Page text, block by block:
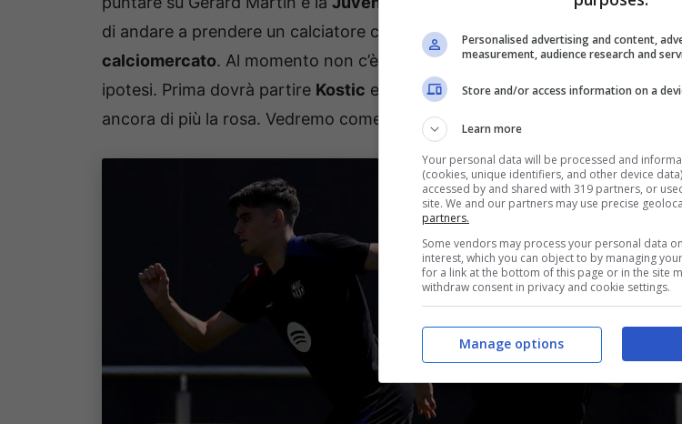
di andare a prendere un calciatore come lo spagnolo nel corso di questo
calciomercato. Al momento non c’è una trattativa concreta, ma siamo nel
ipotesi. Prima dovrà partire Kostic e poi si potrà valuterà l’esterno iberico
ancora di più la rosa. Vedremo come si svilupperà e quali saranno le scelte
Personalised advertising and content,
measurement, audience research and
Store and/or access information on a
Learn more
Your personal data will be processed and
(cookies, unique identifiers, and other device
accessed by and shared with 319 partners, or
site. We and our partners may use precise
partners.
Some vendors may process your personal data
interest, which you can object to by managing
for a link at the bottom of this page or in the site
withdraw consent in privacy and cookie settings.
Manage options